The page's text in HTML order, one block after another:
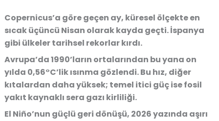
Copernicus’a göre geçen ay, küresel ölçekte en
sıcak üçüncü Nisan olarak kayda geçti. İspanya
gibi ülkeler tarihsel rekorlar kırdı.
Avrupa’da 1990’ların ortalarından bu yana on
yılda 0,56°C’lik ısınma gözlendi. Bu hız, diğer
kıtalardan daha yüksek; temel itici güç ise fosil
yakıt kaynaklı sera gazı kirliliği.
El Niño’nun güçlü geri dönüşü, 2026 yazında aşırı